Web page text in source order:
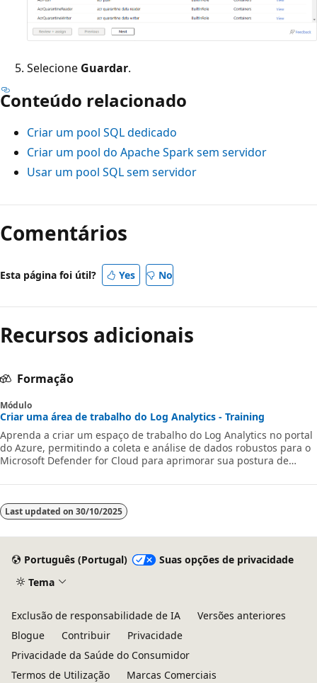
Selecione Guardar.
Conteúdo relacionado
Criar um pool SQL dedicado
Criar um pool do Apache Spark sem servidor
Usar um pool SQL sem servidor
Comentários
Esta página foi útil? Yes No
Recursos adicionais
Formação
Módulo
Criar uma área de trabalho do Log Analytics - Training
Aprenda a criar um espaço de trabalho do Log Analytics no portal
do Azure, permitindo a coleta e análise de dados robustos para o
Microsoft Defender for Cloud para aprimorar sua postura de
Last updated on 30/10/2025
Português (Portugal)
Suas opções de privacidade
Tema
Exclusão de responsabilidade de IA
Versões anteriores
Blogue
Contribuir
Privacidade
Privacidade da Saúde do Consumidor
Termos de Utilização
Marcas Comerciais